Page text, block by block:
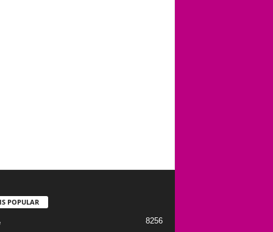
POPULAR
8256